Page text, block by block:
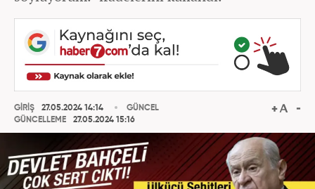
GİRİŞ
27.05.2024 14:14
GÜNCELLEME
27.05.2024 15:16
GÜNCEL